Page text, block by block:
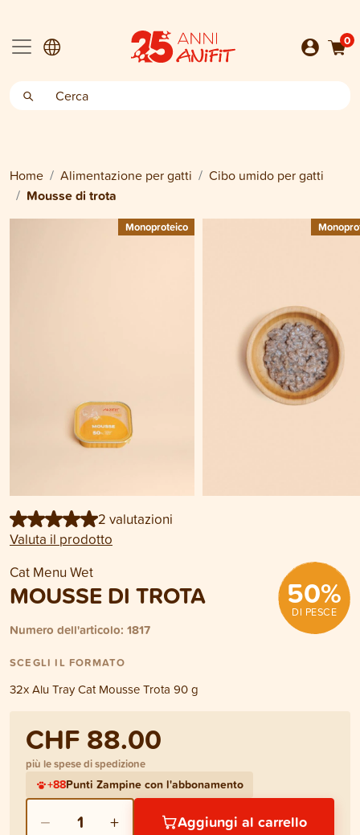
0
Home Alimentazione per gatti Cibo umido per gatti
Mousse di trota
Monoproteico
2 valutazioni
Valuta il prodotto
Cat Menu Wet
MOUSSE DI TROTA
Numero dell'articolo: 1817
50%
DI PESCE
SCEGLI IL FORMATO
32x Alu Tray Cat Mousse Trota 90 g
CHF 88.00
più le spese di spedizione
+88Punti Zampine con l'abbonamento
− 1 + Aggiungi al carrello